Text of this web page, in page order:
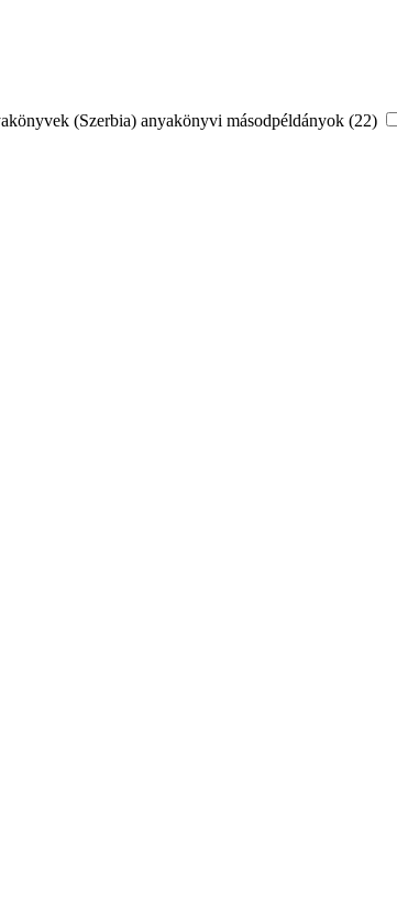
(Szerbia) anyakönyvi másodpéldányok (22)